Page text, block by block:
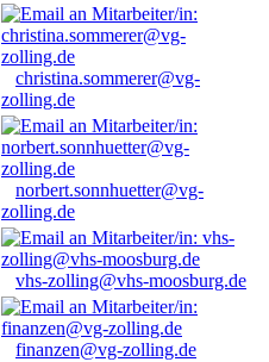
christina.sommerer@vg-
zolling.de
norbert.sonnhuetter@vg-
zolling.de
vhs-zolling@vhs-moosburg.de
finanzen@vg-zolling.de